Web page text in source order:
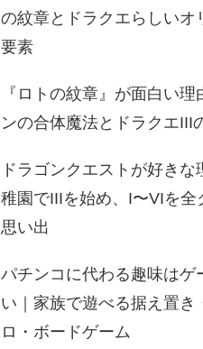
の紋章とドラクエらしいオ
要素
『ロトの紋章』が面白い理
ンの合体魔法とドラクエIII
ドラゴンクエストが好きな
稚園でIIIを始め、I〜VIを全
思い出
パチンコに代わる趣味はゲ
い｜家族で遊べる据え置き
ロ・ボードゲーム